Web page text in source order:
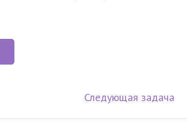
Следующая задача